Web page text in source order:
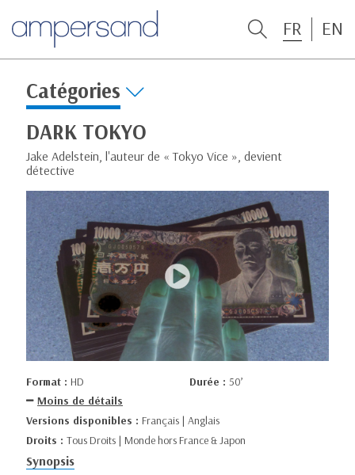
FR EN
Catégories
DARK TOKYO
Jake Adelstein, l'auteur de « Tokyo Vice », devient
détective
Format : HD Durée : 50’
Moins de détails
Versions disponibles : Français | Anglais
Droits : Tous Droits | Monde hors France & Japon
Synopsis